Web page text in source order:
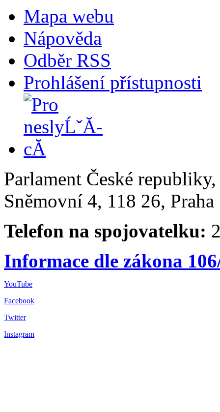
Mapa webu
Nápověda
Odběr RSS
Prohlášení přístupnosti
Parlament České
Sněmovní 4, 118 26,
Telefon na spojovatelku:
Informace dle zákona
YouTube
Facebook
Twitter
Instagram